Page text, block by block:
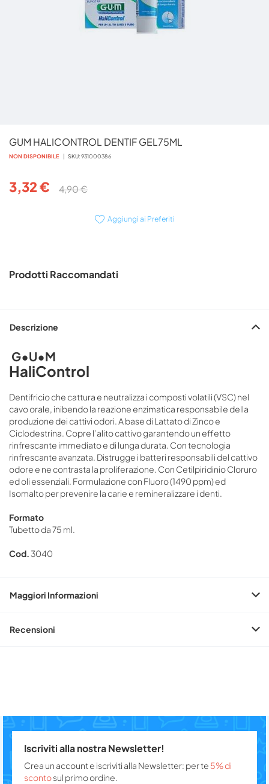
GUM HALICONTROL DENTIF GEL75ML
NON DISPONIBILE SKU 931000386
3,32 € 4,90 €
Aggiungi ai Preferiti
all'inizio
della
immagini
Prodotti Raccomandati
Descrizione
G•U•M
HaliControl
Dentifricio che cattura e neutralizza i composti volatili (VSC) nel
cavo orale, inibendo la reazione enzimatica responsabile della
produzione dei cattivi odori. A base di Lattato di Zinco e
Ciclodestrina. Copre l’alito cattivo garantendo un effetto
rinfrescante immediato e di lunga durata. Con tecnologia
rinfrescante avanzata. Distrugge i batteri responsabili del cattivo
odore e ne contrasta la proliferazione. Con Cetilpiridinio Cloruro
ed oli essenziali. Formulazione con Fluoro (1490 ppm) ed
Isomalto per prevenire la carie e remineralizzare i denti.
Formato
Tubetto da 75 ml.
Cod.3040
Maggiori Informazioni
Recensioni
Iscriviti alla nostra Newsletter!
Crea un account e iscriviti alla Newsletter: per te 5% di
scontosul primo ordine.